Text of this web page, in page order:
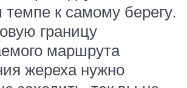
к самому берегу.
границу
маршрута
жереха нужно